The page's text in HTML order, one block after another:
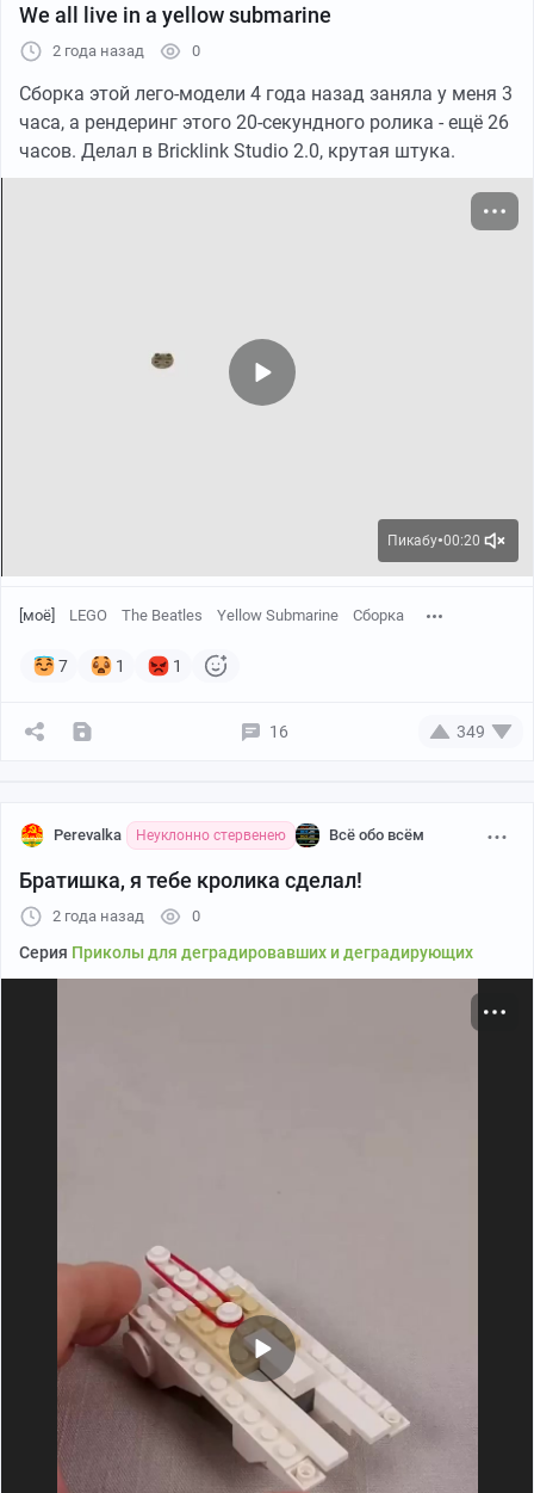
We all live in a yellow submarine
2 года назад 0
Сборка этой лего-модели 4 года назад заняла у меня 3
часа, а рендеринг этого 20-секундного ролика - ещё 26
часов. Делал в Bricklink Studio 2.0, крутая штука.
Пикабу●00:20
[моё] LEGO The Beatles Yellow Submarine Сборка
7 1 1
16 349
Perevalka Неуклонно стервенею Всё обо всём
Братишка, я тебе кролика сделал!
2 года назад 0
Серия Приколы для деградировавших и деградирующих